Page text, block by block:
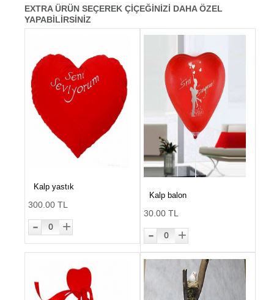
EXTRA ÜRÜN SEÇEREK ÇİÇEĞİNİZİ DAHA ÖZEL
YAPABİLİRSİNİZ
Kalp yastık
300.00 TL
- 0 +
Kalp balon
30.00 TL
- 0 +